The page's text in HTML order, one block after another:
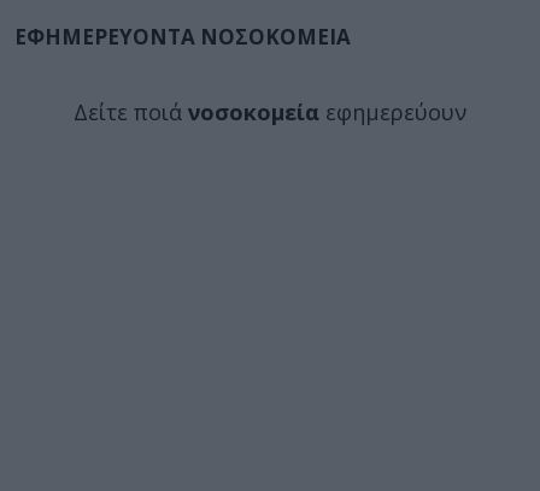
ΕΦΗΜΕΡΕΥΟΝΤΑ ΝΟΣΟΚΟΜΕΙΑ
Δείτε ποιά νοσοκομεία εφημερεύουν